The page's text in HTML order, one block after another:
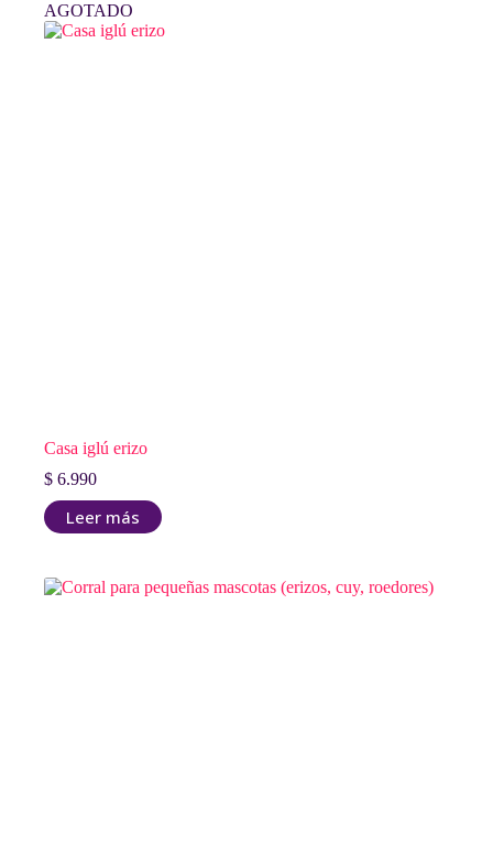
AGOTADO
Casa iglú erizo
$ 6.990
Leer más